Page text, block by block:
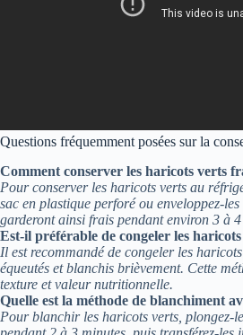
Questions fréquemment posées sur la
Comment conserver les haricots verts
Pour conserver les haricots verts au
sac en plastique perforé ou enveloppez-
garderont ainsi frais pendant environ 3 à
Est-il préférable de congeler les
Il est recommandé de congeler les
équeutés et blanchis brièvement. Cette
texture et valeur nutritionnelle.
Quelle est la méthode de blanchiment
Pour blanchir les haricots verts, plongez-